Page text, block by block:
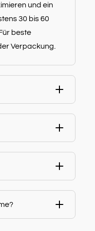
und ein
30 bis 60
beste
Verpackung.